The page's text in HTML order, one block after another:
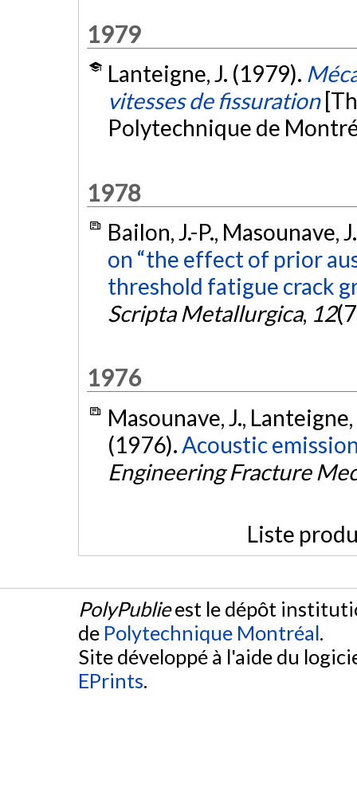
1979
Lanteigne, J. (1979).
vitesses de fissuration
Polytechnique de
1978
Bailon, J.-P., Masounave,
on “the effect of prior
threshold fatigue crack
Scripta Metallurgica, 12
1976
Masounave, J., Lanteigne,
(1976). Acoustic
Engineering Fracture
Liste
PolyPublieest le dépôt
de Polytechnique Montréal.
Site développé à l'aide du
EPrints.